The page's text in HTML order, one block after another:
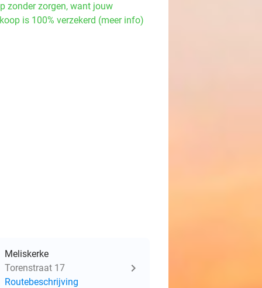
zonder zorgen, want jouw
is 100% verzekerd (meer info)
Meliskerke
Torenstraat 17
Routebeschrijving